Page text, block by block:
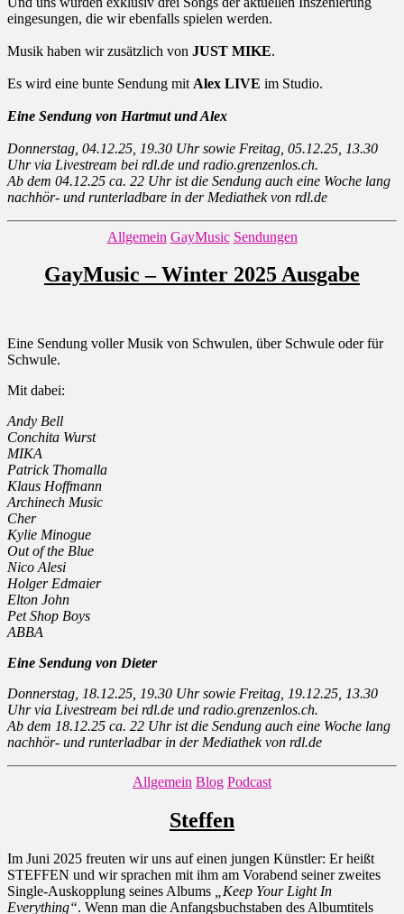
eingesungen, die wir ebenfalls spielen werden.
Musik haben wir zusätzlich von JUST MIKE.
Es wird eine bunte Sendung mit Alex LIVE im Studio.
Eine Sendung von Hartmut und Alex
Donnerstag, 04.12.25, 19.30 Uhr sowie Freitag, 05.12.25, 13.30
Uhr via Livestream bei rdl.de und radio.grenzenlos.ch.
Ab dem 04.12.25 ca. 22 Uhr ist die Sendung auch eine Woche lang
nachhör- und runterladbare in der Mediathek von rdl.de
Kategorien
Allgemein GayMusic Sendungen
GayMusic – Winter 2025 Ausgabe
Eine Sendung voller Musik von Schwulen, über Schwule oder für
Schwule.
Mit dabei:
Andy Bell
Conchita Wurst
MIKA
Patrick Thomalla
Klaus Hoffmann
Archinech Music
Cher
Kylie Minogue
Out of the Blue
Nico Alesi
Holger Edmaier
Elton John
Pet Shop Boys
ABBA
Eine Sendung von Dieter
Donnerstag, 18.12.25, 19.30 Uhr sowie Freitag, 19.12.25, 13.30
Uhr via Livestream bei rdl.de und radio.grenzenlos.ch.
Ab dem 18.12.25 ca. 22 Uhr ist die Sendung auch eine Woche lang
nachhör- und runterladbar in der Mediathek von rdl.de
Kategorien
Allgemein Blog Podcast
Steffen
Im Juni 2025 freuten wir uns auf einen jungen Künstler: Er heißt
STEFFEN und wir sprachen mit ihm am Vorabend seiner zweites
Single-Auskopplung seines Albums
„Keep Your Light In
Everything“. Wenn man die Anfangsbuchstaben des Albumtitels